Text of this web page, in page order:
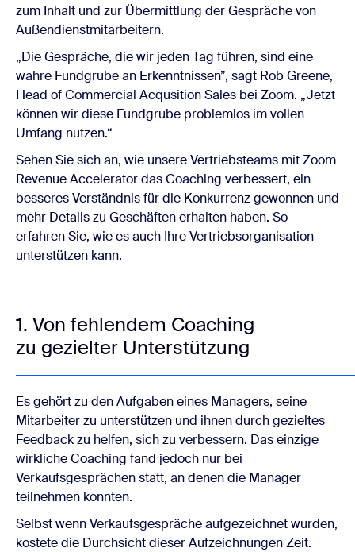
zum Inhalt und zur Übermittlung der Gespräche von
Außendienstmitarbeitern.
„Die Gespräche, die wir jeden Tag führen, sind eine
wahre Fundgrube an Erkenntnissen”, sagt Rob Greene,
Head of Commercial Acqusition Sales bei Zoom. „Jetzt
können wir diese Fundgrube problemlos im vollen
Umfang nutzen.“
Sehen Sie sich an, wie unsere Vertriebsteams mit Zoom
Revenue Accelerator das Coaching verbessert, ein
besseres Verständnis für die Konkurrenz gewonnen und
mehr Details zu Geschäften erhalten haben. So
erfahren Sie, wie es auch Ihre Vertriebsorganisation
unterstützen kann.
1. Von fehlendem Coaching
zu gezielter Unterstützung
Es gehört zu den Aufgaben eines Managers, seine
Mitarbeiter zu unterstützen und ihnen durch gezieltes
Feedback zu helfen, sich zu verbessern. Das einzige
wirkliche Coaching fand jedoch nur bei
Verkaufsgesprächen statt, an denen die Manager
teilnehmen konnten.
Selbst wenn Verkaufsgespräche aufgezeichnet wurden,
kostete die Durchsicht dieser Aufzeichnungen Zeit.